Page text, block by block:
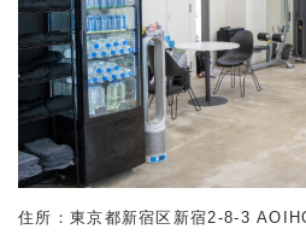
住所：東京都新宿区新宿2-8-3